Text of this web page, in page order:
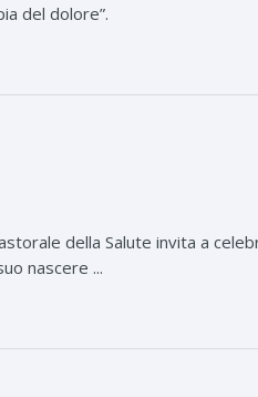
del dolore”.
della Salute invita a
nascere ...